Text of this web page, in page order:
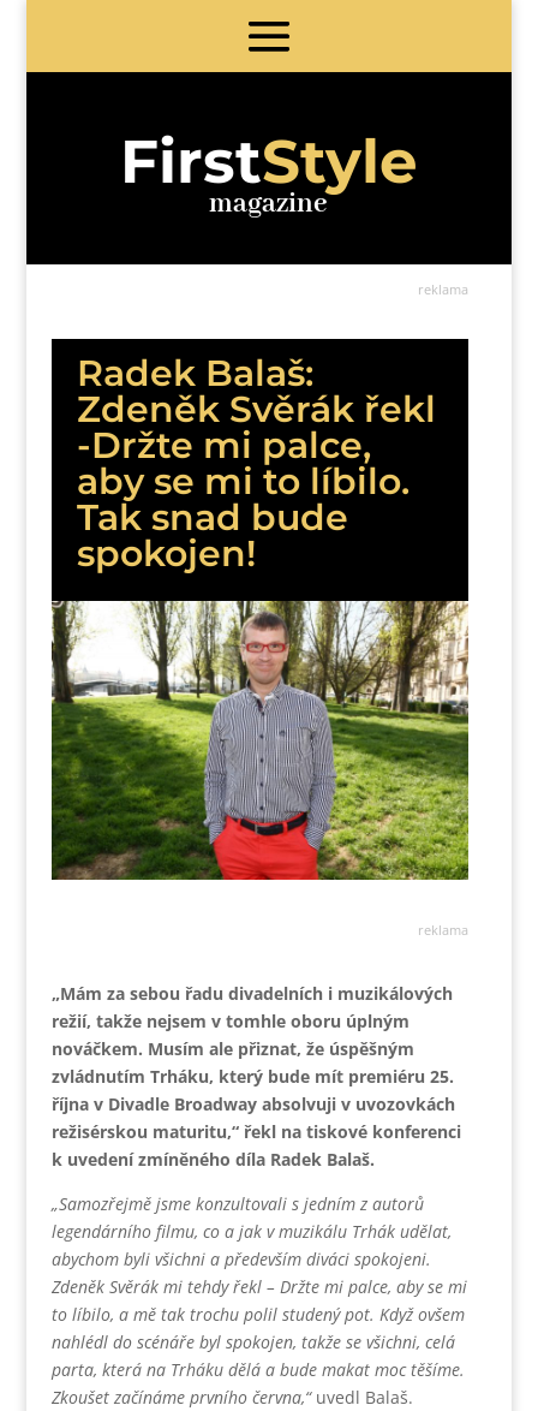
FirstStyle
magazine
reklama
Radek Balaš:
Zdeněk Svěrák řekl
-Držte mi palce,
aby se mi to líbilo.
Tak snad bude
spokojen!
reklama
„Mám za sebou řadu divadelních i muzikálových
režií, takže nejsem v tomhle oboru úplným
nováčkem. Musím ale přiznat, že úspěšným
zvládnutím Trháku, který bude mít premiéru 25.
října v Divadle Broadway absolvuji v uvozovkách
režisérskou maturitu,“ řekl na tiskové konferenci
k uvedení zmíněného díla Radek Balaš.
„Samozřejmě jsme konzultovali s jedním z autorů
legendárního filmu, co a jak v muzikálu Trhák udělat,
abychom byli všichni a především diváci spokojeni.
Zdeněk Svěrák mi tehdy řekl – Držte mi palce, aby se mi
to líbilo, a mě tak trochu polil studený pot. Když ovšem
nahlédl do scénáře byl spokojen, takže se všichni, celá
parta, která na Trháku dělá a bude makat moc těšíme.
Zkoušet začínáme prvního června,“uvedl Balaš.